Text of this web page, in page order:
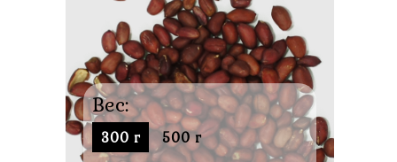
Вес:
300 г 500 г